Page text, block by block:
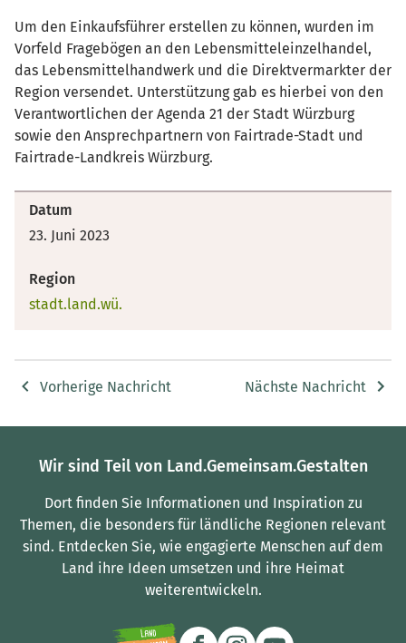
Um den Einkaufsführer erstellen zu können, wurden im
Vorfeld Fragebögen an den Lebensmitteleinzelhandel,
das Lebensmittelhandwerk und die Direktvermarkter der
Region versendet. Unterstützung gab es hierbei von den
Verantwortlichen der Agenda 21 der Stadt Würzburg
sowie den Ansprechpartnern von Fairtrade-Stadt und
Fairtrade-Landkreis Würzburg.
Datum
23. Juni 2023
Region
stadt.land.wü.
Vorherige Nachricht Nächste Nachricht
Wir sind Teil von Land.Gemeinsam.Gestalten
Dort finden Sie Informationen und Inspiration zu
Themen, die besonders für ländliche Regionen relevant
sind. Entdecken Sie, wie engagierte Menschen auf dem
Land ihre Ideen umsetzen und ihre Heimat
weiterentwickeln.